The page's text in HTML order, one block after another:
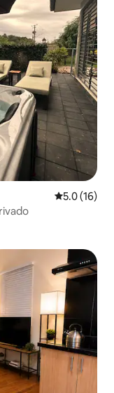
Calificación
5.0 (16)